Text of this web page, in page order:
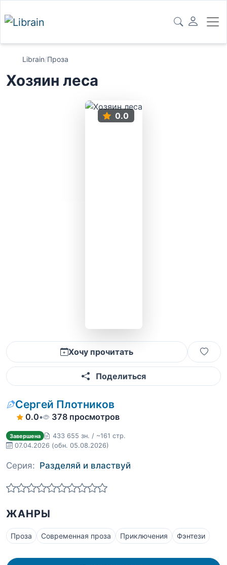
Librain/Проза
Хозяин леса
0.0
Хочу прочитать
Поделиться
Сергей Плотников
0.0• 378 просмотров
Завершена
433 655 зн. / ~161 стр.
07.04.2026 (обн. 05.08.2026)
Серия: Разделяй и властвуй
ЖАНРЫ
Проза Современная проза Приключения Фэнтези